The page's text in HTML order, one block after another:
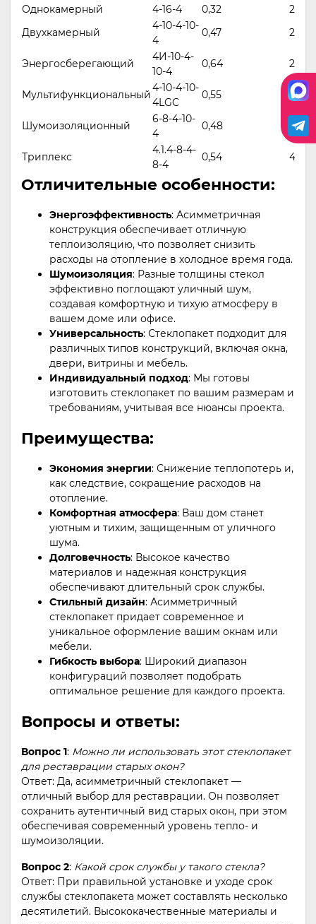
Однокамерный 4-16-4 0,32
24
Двухкамерный
4-10-4-10-
4
0,47 29
Энергосберегающий
4И-10-4-
10-4
0,64 29
Мультифункциональный
4-10-4-10-
4LGC
0,55 29
Шумоизоляционный
6-8-4-10-
4
0,48 36
Триплекс
4.1.4-8-4-
8-4
0,54 42
Отличительные особенности:
Энергоэффективность: Асимметричная
конструкция обеспечивает отличную
теплоизоляцию, что позволяет снизить
расходы на отопление в холодное время года.
Шумоизоляция: Разные толщины стекол
эффективно поглощают уличный шум,
создавая комфортную и тихую атмосферу в
вашем доме или офисе.
Универсальность: Стеклопакет подходит для
различных типов конструкций, включая окна,
двери, витрины и мебель.
Индивидуальный подход: Мы готовы
изготовить стеклопакет по вашим размерам и
требованиям, учитывая все нюансы проекта.
Преимущества:
Экономия энергии: Снижение теплопотерь и,
как следствие, сокращение расходов на
отопление.
Комфортная атмосфера: Ваш дом станет
уютным и тихим, защищенным от уличного
шума.
Долговечность: Высокое качество
материалов и надежная конструкция
обеспечивают длительный срок службы.
Стильный дизайн: Асимметричный
стеклопакет придает современное и
уникальное оформление вашим окнам или
мебели.
Гибкость выбора: Широкий диапазон
конфигураций позволяет подобрать
оптимальное решение для каждого проекта.
Вопросы и ответы:
Вопрос 1: Можно ли использовать этот стеклопакет
для реставрации старых окон?
Ответ: Да, асимметричный стеклопакет —
отличный выбор для реставрации. Он позволяет
сохранить аутентичный вид старых окон, при этом
обеспечивая современный уровень тепло- и
шумоизоляции.
Вопрос 2: Какой срок службы у такого стекла?
Ответ: При правильной установке и уходе срок
службы стеклопакета может составлять несколько
десятилетий. Высококачественные материалы и